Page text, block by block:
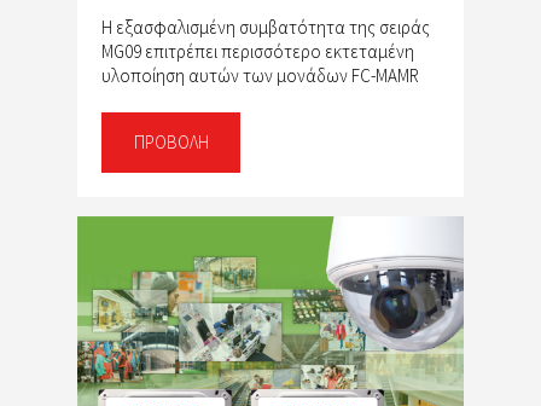
Η εξασφαλισμένη συμβατότητα της σειράς
MG09 επιτρέπει περισσότερο εκτεταμένη
υλοποίηση αυτών των μονάδων FC-MAMR
ΠΡΟΒΟΛΉ